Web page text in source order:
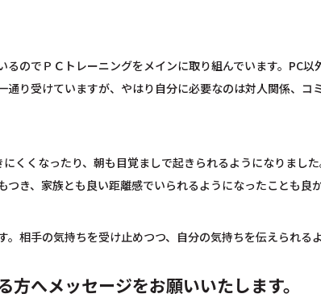
のでＰＣトレーニングをメインに取り組んでいます。PC以
り受けていますが、やはり自分に必要なのは対人関係、コ
くくなったり、朝も目覚ましで起きられるようになりまし
き、家族とも良い距離感でいられるようになったことも良か
相手の気持ちを受け止めつつ、自分の気持ちを伝えられる
へメッセージをお願いいたします。